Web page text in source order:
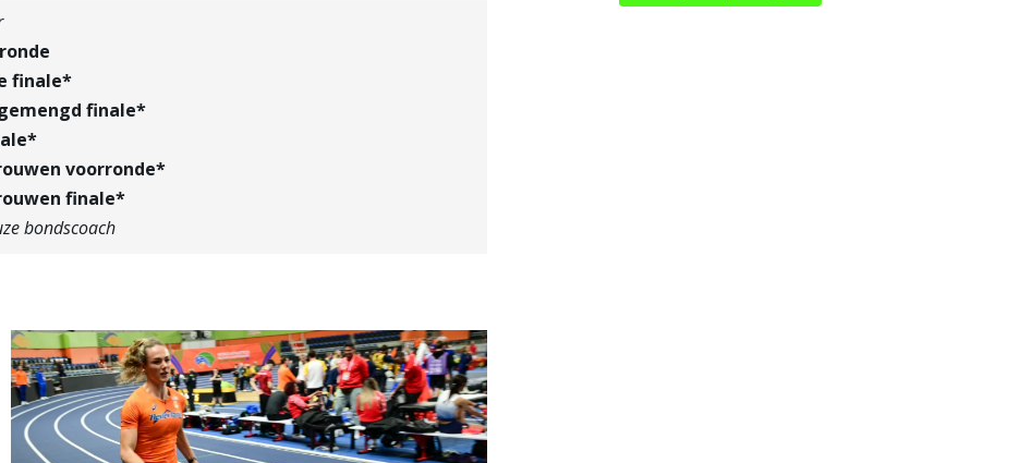
finale*
finale*
voorronde*
finale*
bondscoach